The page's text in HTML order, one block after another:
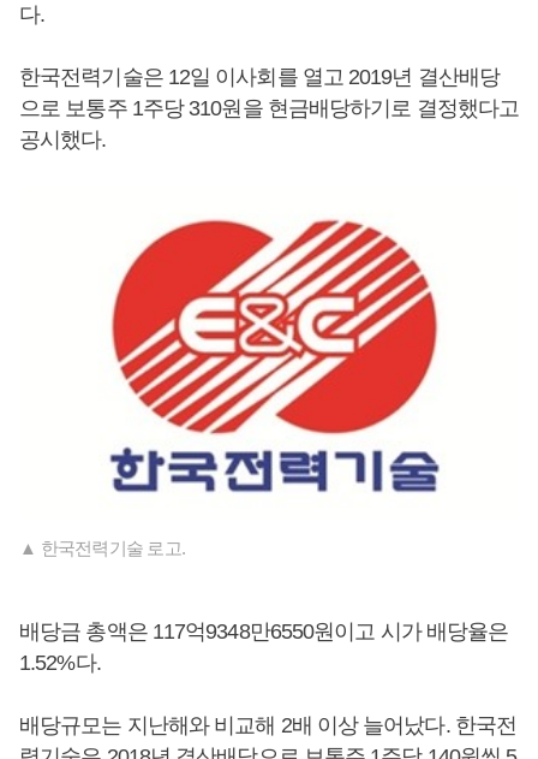
다.
한국전력기술은 12일 이사회를 열고 2019년 결산배당
으로 보통주 1주당 310원을 현금배당하기로 결정했다고
공시했다.
▲ 한국전력기술 로고.
배당금 총액은 117억9348만6550원이고 시가 배당율은
1.52%다.
배당규모는 지난해와 비교해 2배 이상 늘어났다. 한국전